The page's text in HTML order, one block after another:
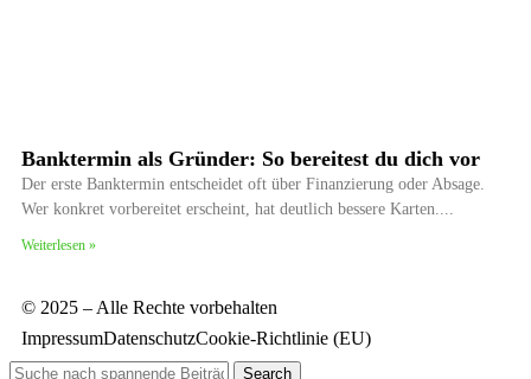
Banktermin als Gründer: So bereitest du dich vor
Der erste Banktermin entscheidet oft über Finanzierung oder Absage.
Wer konkret vorbereitet erscheint, hat deutlich bessere Karten.
Weiterlesen »
© 2025 – Alle Rechte vorbehalten
ImpressumDatenschutzCookie-Richtlinie (EU)
Search